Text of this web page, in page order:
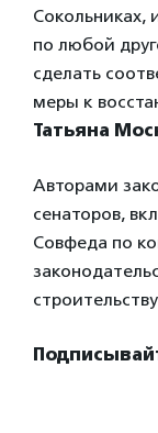
Сокольниках,
по любой
сделать
меры к
Татьяна
Авторами
сенаторов,
Совфеда по
строительству